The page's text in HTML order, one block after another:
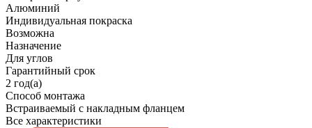
Алюминий
Индивидуальная покраска
Возможна
Назначение
Для углов
Гарантийный срок
2 год(а)
Способ монтажа
Встраиваемый с накладным фланцем
Все характеристики